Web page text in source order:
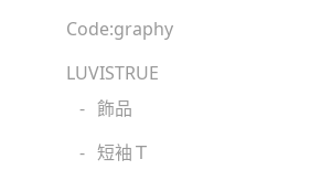
Code:graphy
LUVISTRUE
- 飾品
- 短袖Ｔ